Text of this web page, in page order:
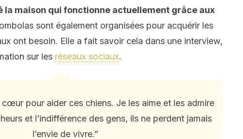
la maison qui fonctionne actuellement grâce aux
sont également organisées pour acquérir les
ont besoin. Elle a fait savoir cela dans une interview,
sur les réseaux sociaux.
pour aider ces chiens. Je les aime et les admire
et l’indifférence des gens, ils ne perdent jamais
l’envie de vivre.”